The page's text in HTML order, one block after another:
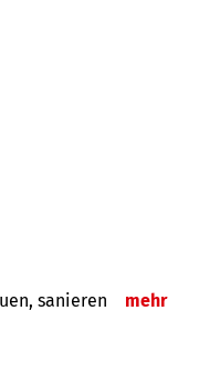
sanieren mehr